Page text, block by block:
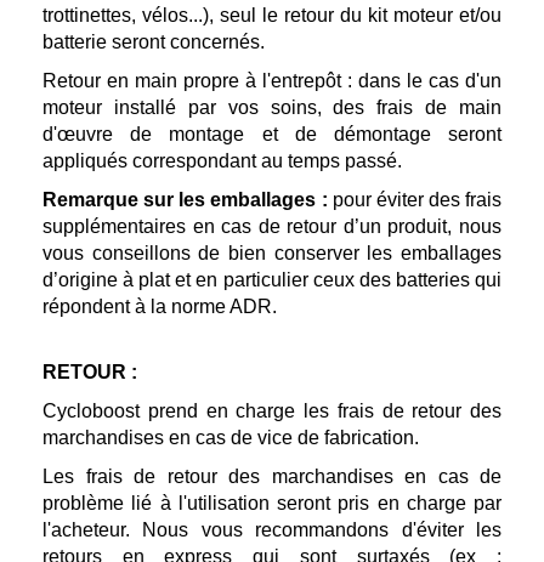
trottinettes, vélos...), seul le retour du kit moteur et/ou
batterie seront concernés.
Retour en main propre à l'entrepôt : dans le cas d'un
moteur installé par vos soins, des frais de main
d'œuvre de montage et de démontage seront
appliqués correspondant au temps passé.
Remarque sur les emballages : pour éviter des frais
supplémentaires en cas de retour d’un produit, nous
vous conseillons de bien conserver les emballages
d’origine à plat et en particulier ceux des batteries qui
répondent à la norme ADR.
RETOUR :
Cycloboost prend en charge les frais de retour des
marchandises en cas de vice de fabrication.
Les frais de retour des marchandises en cas de
problème lié à l'utilisation seront pris en charge par
l'acheteur. Nous vous recommandons d'éviter les
retours en express qui sont surtaxés (ex :